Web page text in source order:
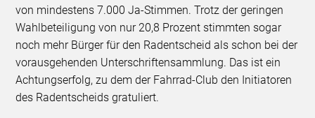
von mindestens 7.000 Ja-Stimmen. Trotz der geringen
Wahlbeteiligung von nur 20,8 Prozent stimmten sogar
noch mehr Bürger für den Radentscheid als schon bei der
vorausgehenden Unterschriftensammlung. Das ist ein
Achtungserfolg, zu dem der Fahrrad-Club den Initiatoren
des Radentscheids gratuliert.